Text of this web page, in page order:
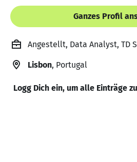
Ganzes Profil
Angestellt, Data Analyst, TD
Lisbon, Portugal
Logg Dich ein, um alle Einträge